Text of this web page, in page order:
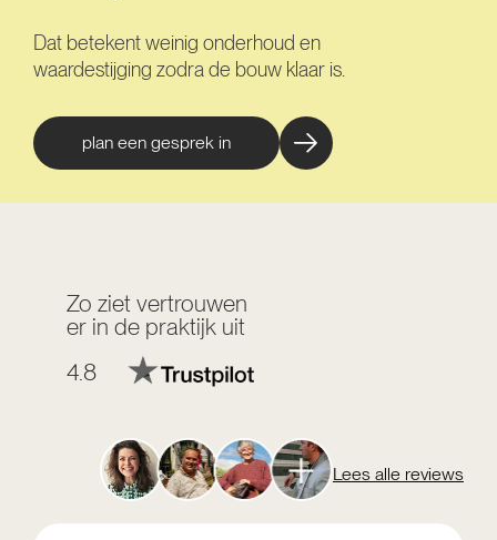
Dat betekent weinig onderhoud en
waardestijging zodra de bouw klaar is.
plan een gesprek in
Zo ziet vertrouwen
er in de praktijk uit
4.8
Lees alle reviews